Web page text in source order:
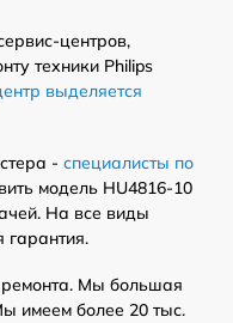
центров,
техники Philips
выделяется
- специалисты по
модель HU4816-10
На все виды
гарантия.
Мы большая
имеем более 20 тыс.